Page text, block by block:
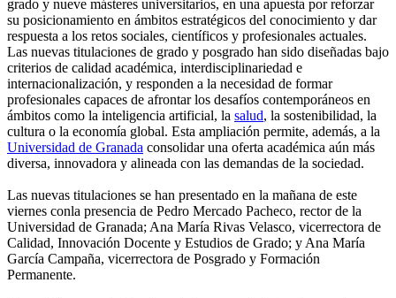
grado y nueve másteres universitarios, en una apuesta por reforzar
su posicionamiento en ámbitos estratégicos del conocimiento y dar
respuesta a los retos sociales, científicos y profesionales actuales.
Las nuevas titulaciones de grado y posgrado han sido diseñadas bajo
criterios de calidad académica, interdisciplinariedad e
internacionalización, y responden a la necesidad de formar
profesionales capaces de afrontar los desafíos contemporáneos en
ámbitos como la inteligencia artificial, la salud, la sostenibilidad, la
cultura o la economía global. Esta ampliación permite, además, a la
Universidad de Granada consolidar una oferta académica aún más
diversa, innovadora y alineada con las demandas de la sociedad.
Las nuevas titulaciones se han presentado en la mañana de este
viernes conla presencia de Pedro Mercado Pacheco, rector de la
Universidad de Granada; Ana María Rivas Velasco, vicerrectora de
Calidad, Innovación Docente y Estudios de Grado; y Ana María
García Campaña, vicerrectora de Posgrado y Formación
Permanente.